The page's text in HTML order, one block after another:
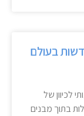
בעולם
לכיוון של
בתוך מבנים